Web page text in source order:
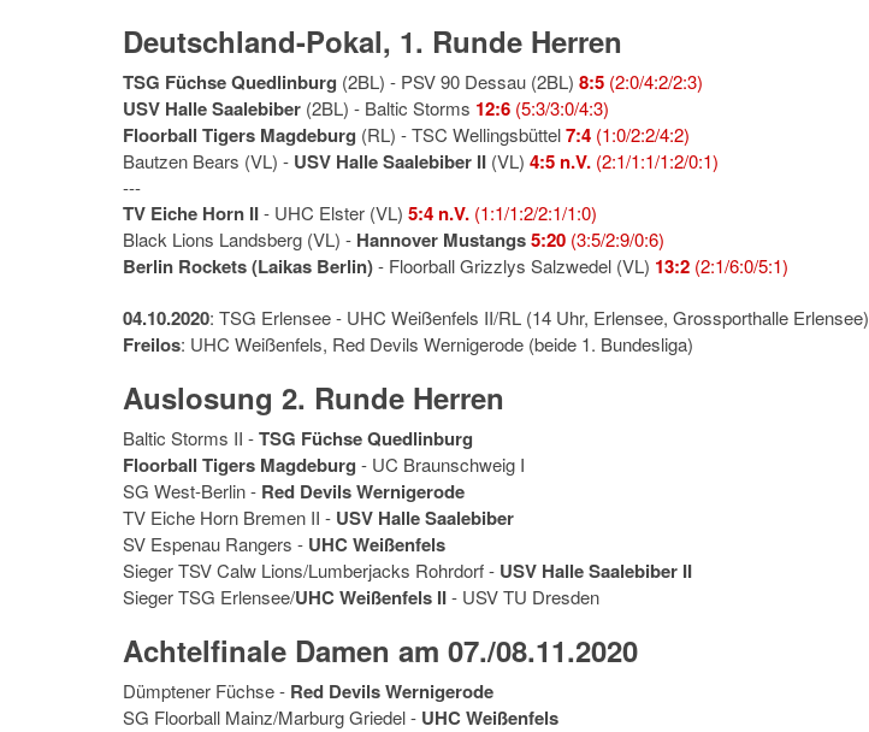
Deutschland-Pokal, 1. Runde Herren
TSG Füchse Quedlinburg (2BL) - PSV 90 Dessau (2BL) 8:5 (2:0/4:2/2:3)
USV Halle Saalebiber (2BL) - Baltic Storms 12:6 (5:3/3:0/4:3)
Floorball Tigers Magdeburg (RL) - TSC Wellingsbüttel7:4 (1:0/2:2/4:2)
Bautzen Bears (VL) - USV Halle Saalebiber II (VL) 4:5 n.V. (2:1/1:1/1:2/0:1)
---
TV Eiche Horn II- UHC Elster (VL) 5:4 n.V. (1:1/1:2/2:1/1:0)
Black Lions Landsberg (VL) - Hannover Mustangs5:20 (3:5/2:9/0:6)
Berlin Rockets (Laikas Berlin)- Floorball Grizzlys Salzwedel (VL) 13:2 (2:1/6:0/5:1)
04.10.2020: TSG Erlensee - UHC Weißenfels II/RL (14 Uhr, Erlensee, Grossporthalle Erlensee)
Freilos: UHC Weißenfels, Red Devils Wernigerode (beide 1. Bundesliga)
Auslosung 2. Runde Herren
Baltic Storms II -TSG Füchse Quedlinburg
Floorball Tigers Magdeburg - UC Braunschweig I
SG West-Berlin - Red Devils Wernigerode
TV Eiche Horn Bremen II - USV Halle Saalebiber
SV Espenau Rangers - UHC Weißenfels
Sieger TSV Calw Lions/Lumberjacks Rohrdorf - USV Halle Saalebiber II
Sieger TSG Erlensee/UHC Weißenfels II- USV TU Dresden
Achtelfinale Damen am 07./08.11.2020
Dümptener Füchse - Red Devils Wernigerode
SG Floorball Mainz/Marburg Griedel - UHC Weißenfels